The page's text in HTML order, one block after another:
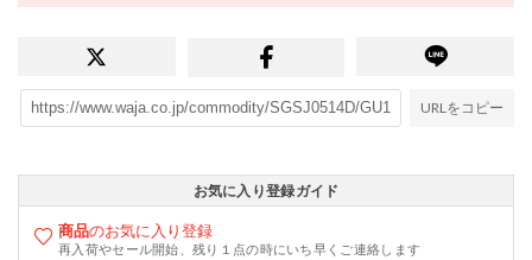
URLをコピー
お気に入り登録ガイド
商品のお気に入り登録
再入荷やセール開始、残り１点の時にいち早くご連絡します